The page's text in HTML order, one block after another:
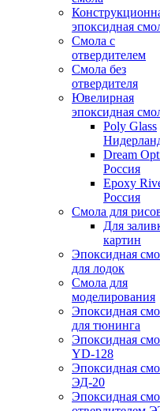
эпоксидная
Смола с
отвердителем
Смола без
отвердителя
Ювелирная
эпоксидная
Poly Glass
Dream
Россия
Epoxy
Россия
Смола для
Для
картин
Эпоксидная
для лодок
Смола для
моделирования
Эпоксидная
для тюнинга
Эпоксидная
YD-128
Эпоксидная
ЭД-20
Эпоксидная